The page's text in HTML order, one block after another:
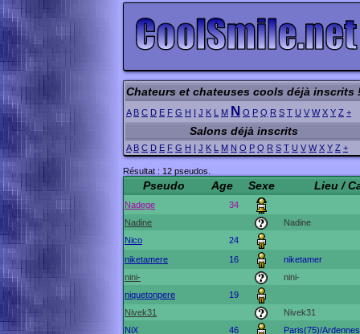
Chateurs et chateuses cools déjà inscrits
A B C D E F G H J K M N O P Q R S T U V W X Y Z +
Salons déjà inscrits
A B C D E F G H J K M N O P Q R S T U V W X Y Z +
Résultat : 12 pseudos.
Pseudo Age Sexe Lieu /
Nadege
34
Nadine
Nadine
Nico
24
niketamere
16
niketamer
nini-
nini-
niquetonpere
19
Nivek31
Nivek31
NiX
46
Paris(75)/